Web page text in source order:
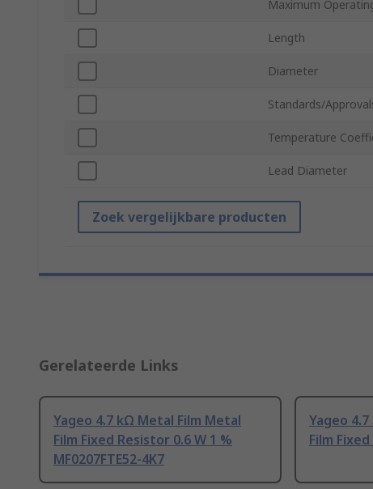
Maximum
Length
Diameter
Standards/
Temperature
Lead Diameter
Zoek vergelijkbare producten
Gerelateerde Links
Yageo 4.7 kΩ Metal Film Metal
Film Fixed Resistor 0.6 W 1 %
MF0207FTE52-4K7
Yageo
Film